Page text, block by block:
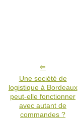
Une société de
logistique à Bordeaux
peut-elle fonctionner
avec autant de
commandes ?